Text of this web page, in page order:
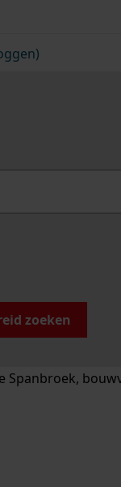
zoeken
Spanbroek,